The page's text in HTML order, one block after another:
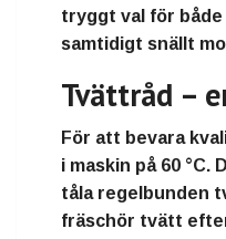
tryggt val för både
samtidigt snällt
Tvättråd –
För att bevara
i maskin på 60 °C.
tåla regelbunden
fräschör tvätt